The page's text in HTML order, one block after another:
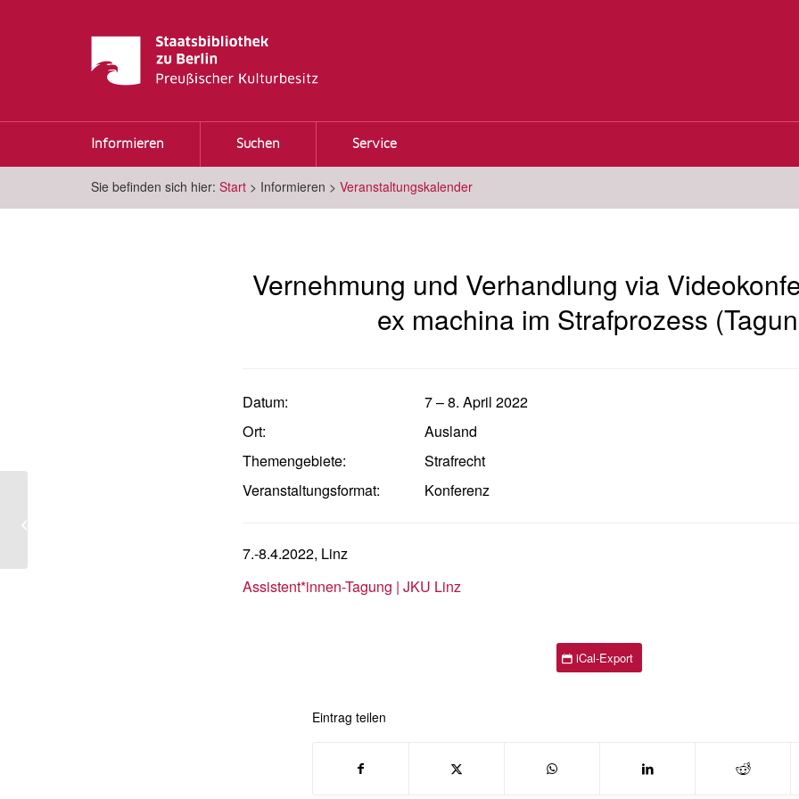
Informieren Suchen Service
Sie befinden sich hier: Start > Informieren > Veranstaltungskalender
Vernehmung und Verhandlung via
ex machina im Strafprozess
Datum: 7–8. April 2022
Ort:
Ausland
Themengebiete:
Strafrecht
Veranstaltungsformat:
Konferenz
7.-8.4.2022, Linz
Assistent*innen-Tagung | JKU Linz
iCal-Export
Eintrag teilen